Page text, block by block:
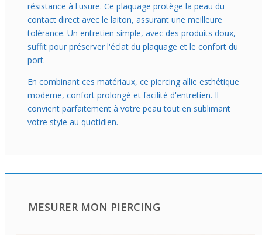
résistance à l'usure. Ce plaquage protège la peau du
contact direct avec le laiton, assurant une meilleure
tolérance. Un entretien simple, avec des produits doux,
suffit pour préserver l'éclat du plaquage et le confort du
port.
En combinant ces matériaux, ce piercing allie esthétique
moderne, confort prolongé et facilité d'entretien. Il
convient parfaitement à votre peau tout en sublimant
votre style au quotidien.
MESURER MON PIERCING